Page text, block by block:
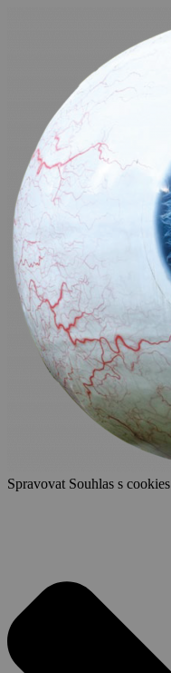
Spravovat Souhlas s cookies